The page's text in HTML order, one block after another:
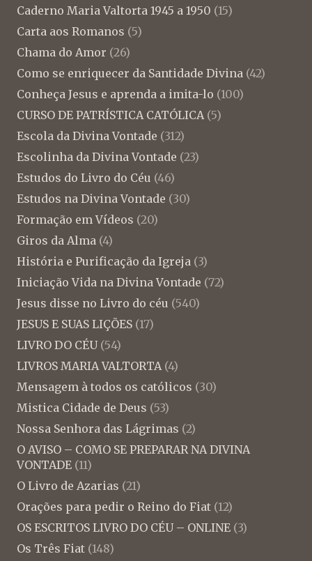
Caderno Maria Valtorta 1945 a 1950 (15)
Carta aos Romanos (5)
Chama do Amor (26)
Como se enriquecer da Santidade Divina (42)
Conheça Jesus e aprenda a imita-lo (100)
CURSO DE PATRÍSTICA CATÓLICA (5)
Escola da Divina Vontade (312)
Escolinha da Divina Vontade (23)
Estudos do Livro do Céu (46)
Estudos na Divina Vontade (30)
Formação em Vídeos (20)
Giros da Alma (4)
História e Purificação da Igreja (3)
Iniciação Vida na Divina Vontade (72)
Jesus disse no Livro do céu (540)
JESUS E SUAS LIÇÕES (17)
LIVRO DO CÉU (54)
LIVROS MARIA VALTORTA (4)
Mensagem à todos os católicos (30)
Mistica Cidade de Deus (53)
Nossa Senhora das Lágrimas (2)
O AVISO – COMO SE PREPARAR NA DIVINA
VONTADE (11)
O Livro de Azarias (21)
Orações para pedir o Reino do Fiat (12)
OS ESCRITOS LIVRO DO CÉU – ONLINE (3)
Os Três Fiat (148)